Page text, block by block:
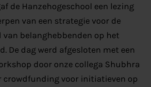
de Hanzehogeschool een lezing
van een strategie voor de
belanghebbenden op het
De dag werd afgesloten met een
door onze collega Shubhra
crowdfunding voor initiatieven op